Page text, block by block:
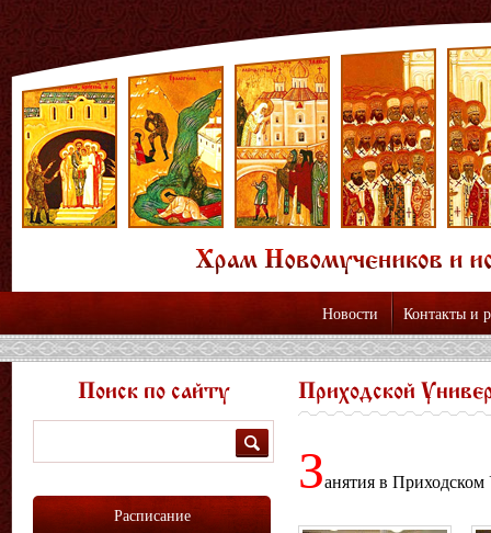
Новости Контакты и
Приходской
Занятия в Приходском
Поиск по сайту
Расписание